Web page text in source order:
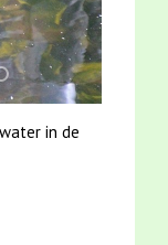
MOOI
fifi en karper
1 snoekje elly
jun2021 28 brasem
in de